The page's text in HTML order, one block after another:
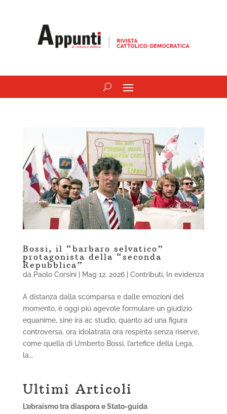
Bossi, il “barbaro selvatico”
protagonista della “seconda
Repubblica”
da Paolo Corsini| Mag 12, 2026| Contributi, In evidenza
A distanza dalla scomparsa e dalle emozioni del
momento, è oggi più agevole formulare un giudizio
equanime, sine ira ac studio, quanto ad una figura
controversa, ora idolatrata ora respinta senza riserve,
come quella di Umberto Bossi, l’artefice della Lega,
la...
Ultimi Articoli
L’ebraismo tra diaspora e Stato-guida